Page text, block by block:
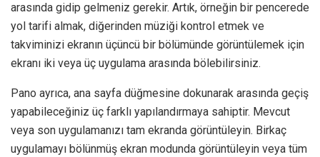
arasında gidip gelmeniz gerekir. Artık, örneğin bir pencerede
yol tarifi almak, diğerinden müziği kontrol etmek ve
takviminizi ekranın üçüncü bir bölümünde görüntülemek için
ekranı iki veya üç uygulama arasında bölebilirsiniz.
Pano ayrıca, ana sayfa düğmesine dokunarak arasında geçiş
yapabileceğiniz üç farklı yapılandırmaya sahiptir. Mevcut
veya son uygulamanızı tam ekranda görüntüleyin. Birkaç
uygulamayı bölünmüş ekran modunda görüntüleyin veya tüm